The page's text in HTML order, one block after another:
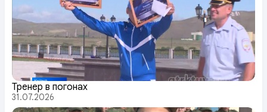
Тренер в погонах
31.07.2026